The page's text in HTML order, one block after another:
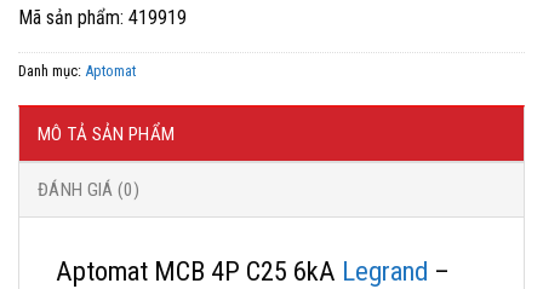
Mã sản phẩm: 419919
Danh mục: Aptomat
MÔ TẢ SẢN PHẨM
ĐÁNH GIÁ (0)
Aptomat MCB 4P C25 6kA Legrand –